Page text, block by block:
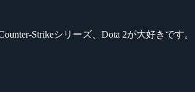
Strikeシリーズ、Dota 2が大好きで